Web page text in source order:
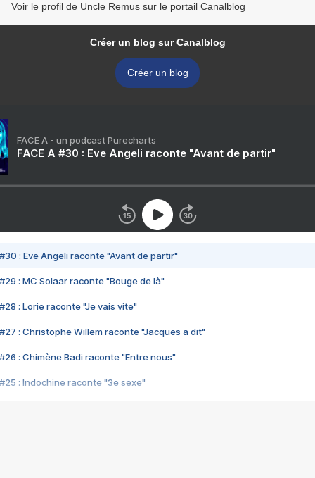
Voir le profil de Uncle Remus sur le portail Canalblog
Créer un blog sur Canalblog
Créer un blog
FACE A - un podcast Purecharts
FACE A #30 : Eve Angeli raconte "Avant de partir"
#30 : Eve Angeli raconte "Avant de partir"
#29 : MC Solaar raconte "Bouge de là"
#28 : Lorie raconte "Je vais vite"
#27 : Christophe Willem raconte "Jacques a dit"
#26 : Chimène Badi raconte "Entre nous"
#25 : Indochine raconte "3e sexe"